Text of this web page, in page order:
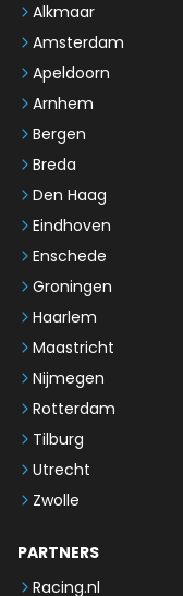
Alkmaar
Amsterdam
Apeldoorn
Arnhem
Bergen
Breda
Den Haag
Eindhoven
Enschede
Groningen
Haarlem
Maastricht
Nijmegen
Rotterdam
Tilburg
Utrecht
Zwolle
PARTNERS
Racing.nl